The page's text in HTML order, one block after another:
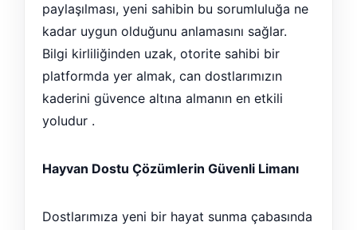
paylaşılması, yeni sahibin bu sorumluluğa ne
kadar uygun olduğunu anlamasını sağlar.
Bilgi kirliliğinden uzak, otorite sahibi bir
platformda yer almak, can dostlarımızın
kaderini güvence altına almanın en etkili
yoludur .
Hayvan Dostu Çözümlerin Güvenli Limanı
Dostlarımıza yeni bir hayat sunma çabasında